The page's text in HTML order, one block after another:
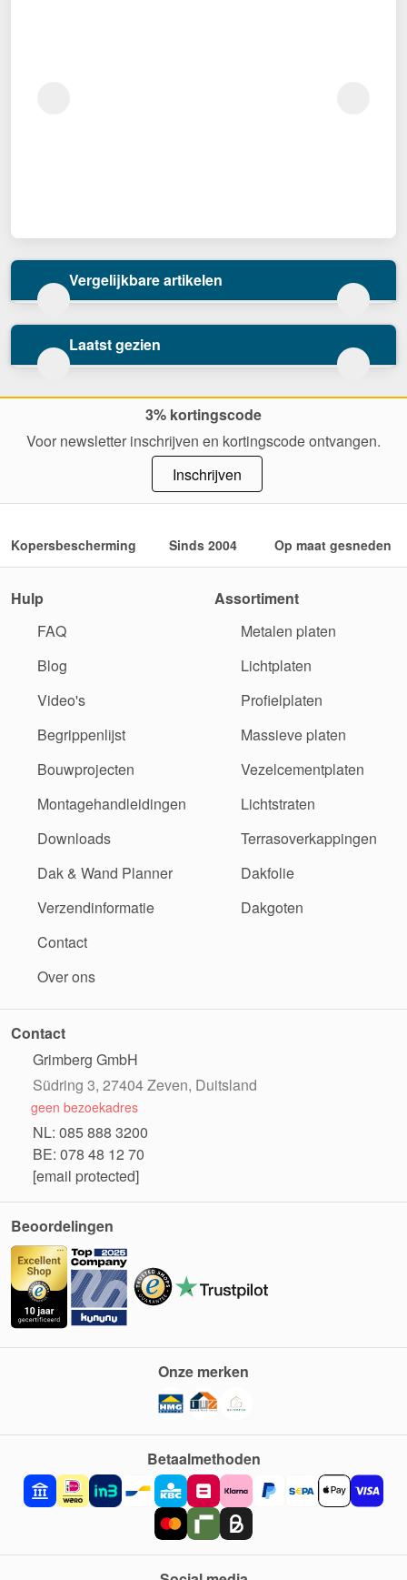
Vergelijkbare artikelen
Laatst gezien
3% kortingscode
Voor newsletter inschrijven en kortingscode ontvangen.
Inschrijven
Kopersbescherming Sinds 2004 Op maat gesneden
Hulp
FAQ
Blog
Video's
Begrippenlijst
Bouwprojecten
Montagehandleidingen
Downloads
Dak & Wand Planner
Verzendinformatie
Contact
Over ons
Assortiment
Metalen platen
Lichtplaten
Profielplaten
Massieve platen
Vezelcementplaten
Lichtstraten
Terrasoverkappingen
Dakfolie
Dakgoten
Contact
Grimberg GmbH
Südring 3, 27404 Zeven, Duitsland
geen bezoekadres
NL: 085 888 3200
BE: 078 48 12 70
[email protected]
Beoordelingen
Betaalmethoden
Onze merken